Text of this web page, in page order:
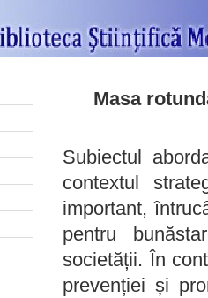
Masa
Subiectul
contextul
important,
pentru
societății. În
prevenției și